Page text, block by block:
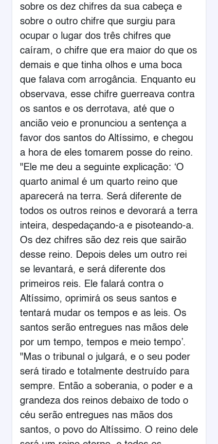
sobre os dez chifres da sua cabeça e
sobre o outro chifre que surgiu para
ocupar o lugar dos três chifres que
caíram, o chifre que era maior do que os
demais e que tinha olhos e uma boca
que falava com arrogância. Enquanto eu
observava, esse chifre guerreava contra
os santos e os derrotava, até que o
ancião veio e pronunciou a sentença a
favor dos santos do Altíssimo, e chegou
a hora de eles tomarem posse do reino.
"Ele me deu a seguinte explicação: ‘O
quarto animal é um quarto reino que
aparecerá na terra. Será diferente de
todos os outros reinos e devorará a terra
inteira, despedaçando-a e pisoteando-a.
Os dez chifres são dez reis que sairão
desse reino. Depois deles um outro rei
se levantará, e será diferente dos
primeiros reis. Ele falará contra o
Altíssimo, oprimirá os seus santos e
tentará mudar os tempos e as leis. Os
santos serão entregues nas mãos dele
por um tempo, tempos e meio tempo’.
"Mas o tribunal o julgará, e o seu poder
será tirado e totalmente destruído para
sempre. Então a soberania, o poder e a
grandeza dos reinos debaixo de todo o
céu serão entregues nas mãos dos
santos, o povo do Altíssimo. O reino dele